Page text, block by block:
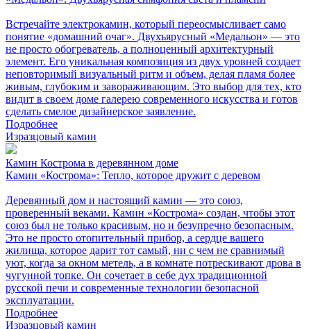
Встречайте электрокамин, который переосмысливает само
понятие «домашний очаг». Двухъярусный «Медальон» — это
не просто обогреватель, а полноценный архитектурный
элемент. Его уникальная композиция из двух уровней создает
неповторимый визуальный ритм и объем, делая пламя более
живым, глубоким и завораживающим. Это выбор для тех, кто
видит в своем доме галерею современного искусства и готов
сделать смелое дизайнерское заявление.
Подробнее
Изразцовый камин
Камин Кострома в деревянном доме
Камин «Кострома»: Тепло, которое дружит с деревом
Деревянный дом и настоящий камин — это союз,
проверенный веками. Камин «Кострома» создан, чтобы этот
союз был не только красивым, но и безупречно безопасным.
Это не просто отопительный прибор, а сердце вашего
жилища, которое дарит тот самый, ни с чем не сравнимый
уют, когда за окном метель, а в комнате потрескивают дрова в
чугунной топке. Он сочетает в себе дух традиционной
русской печи и современные технологии безопасной
эксплуатации.
Подробнее
Изразцовый камин